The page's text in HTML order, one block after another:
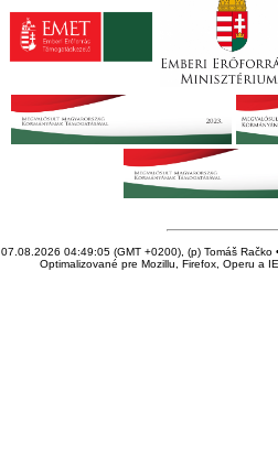
07.08.2026 04:49:05 (GMT +0200), (p) Tomáš Račko
Optimalizované pre Mozillu, Firefox, Operu a